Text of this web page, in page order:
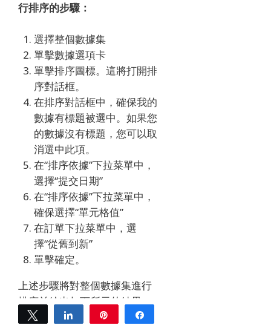
行排序的步驟：
選擇整個數據集
單擊數據選項卡
單擊排序圖標。 這將打開排
序對話框。
在排序對話框中，確保我的
數據有標題被選中。 如果您
的數據沒有標題，您可以取
消選中此項。
在“排序依據”下拉菜單中，
選擇“提交日期”
在“排序依據”下拉菜單中，
確保選擇“單元格值”
在訂單下拉菜單中，選
擇“從舊到新”
單擊確定。
上述步驟將對整個數據集進行
排序並給出如下所示的結果。
Tweet Share